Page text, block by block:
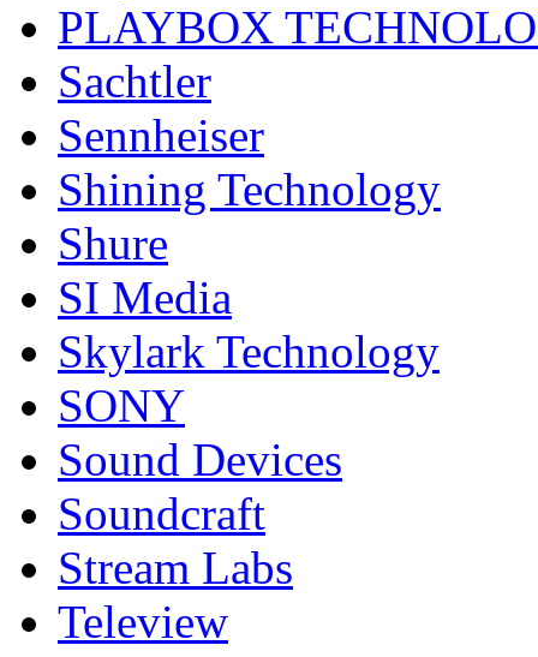
PLAYBOX
Sachtler
Sennheiser
Shining Technology
Shure
SI Media
Skylark Technology
SONY
Sound Devices
Soundcraft
Stream Labs
Teleview